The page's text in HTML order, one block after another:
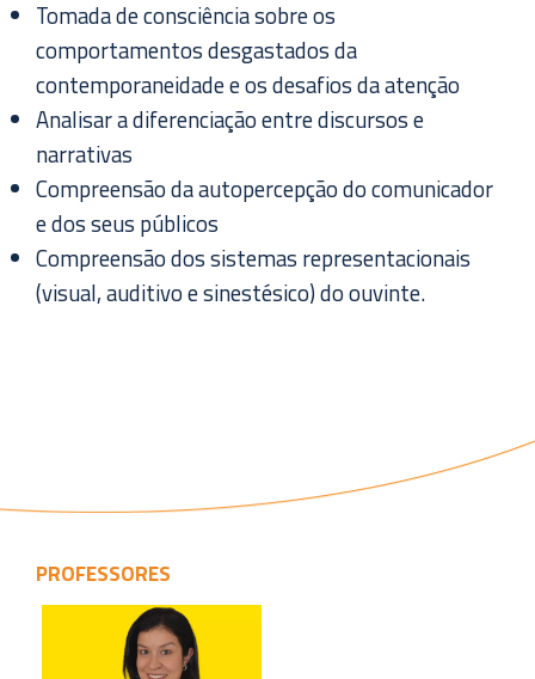
Tomada de consciência sobre os
comportamentos desgastados da
contemporaneidade e os desafios da atenção
Analisar a diferenciação entre discursos e
narrativas
Compreensão da autopercepção do comunicador
e dos seus públicos
Compreensão dos sistemas representacionais
(visual, auditivo e sinestésico) do ouvinte.
PROFESSORES